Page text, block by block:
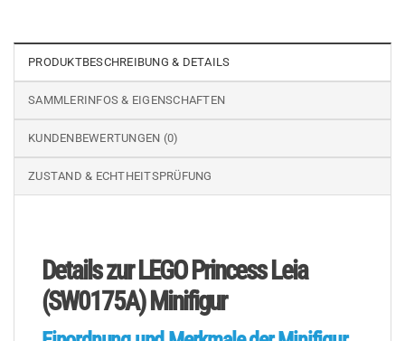
PRODUKTBESCHREIBUNG & DETAILS
SAMMLERINFOS & EIGENSCHAFTEN
KUNDENBEWERTUNGEN (0)
ZUSTAND & ECHTHEITSPRÜFUNG
Details zur LEGO Princess Leia
(SW0175A) Minifigur